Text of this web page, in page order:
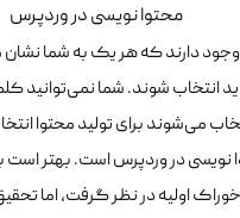
وجود دارند که هر یک به شما
انتخاب شوند. شما نمی‌توانید
می‌شوند برای تولید محتوا
در وردپرس است. بهتر است
اولیه در نظر گرفت، اما